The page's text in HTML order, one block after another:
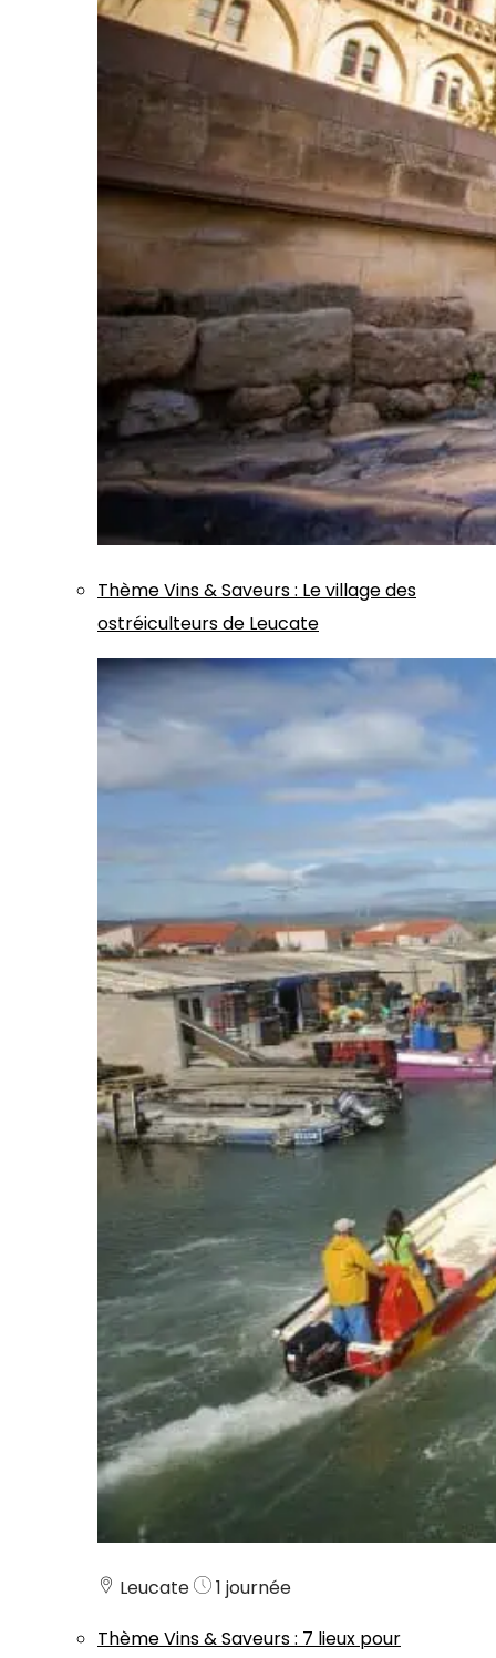
ThèmeVins & Saveurs: Le village des
ostréiculteurs de Leucate
Leucate
1 journée
ThèmeVins & Saveurs: 7 lieux pour